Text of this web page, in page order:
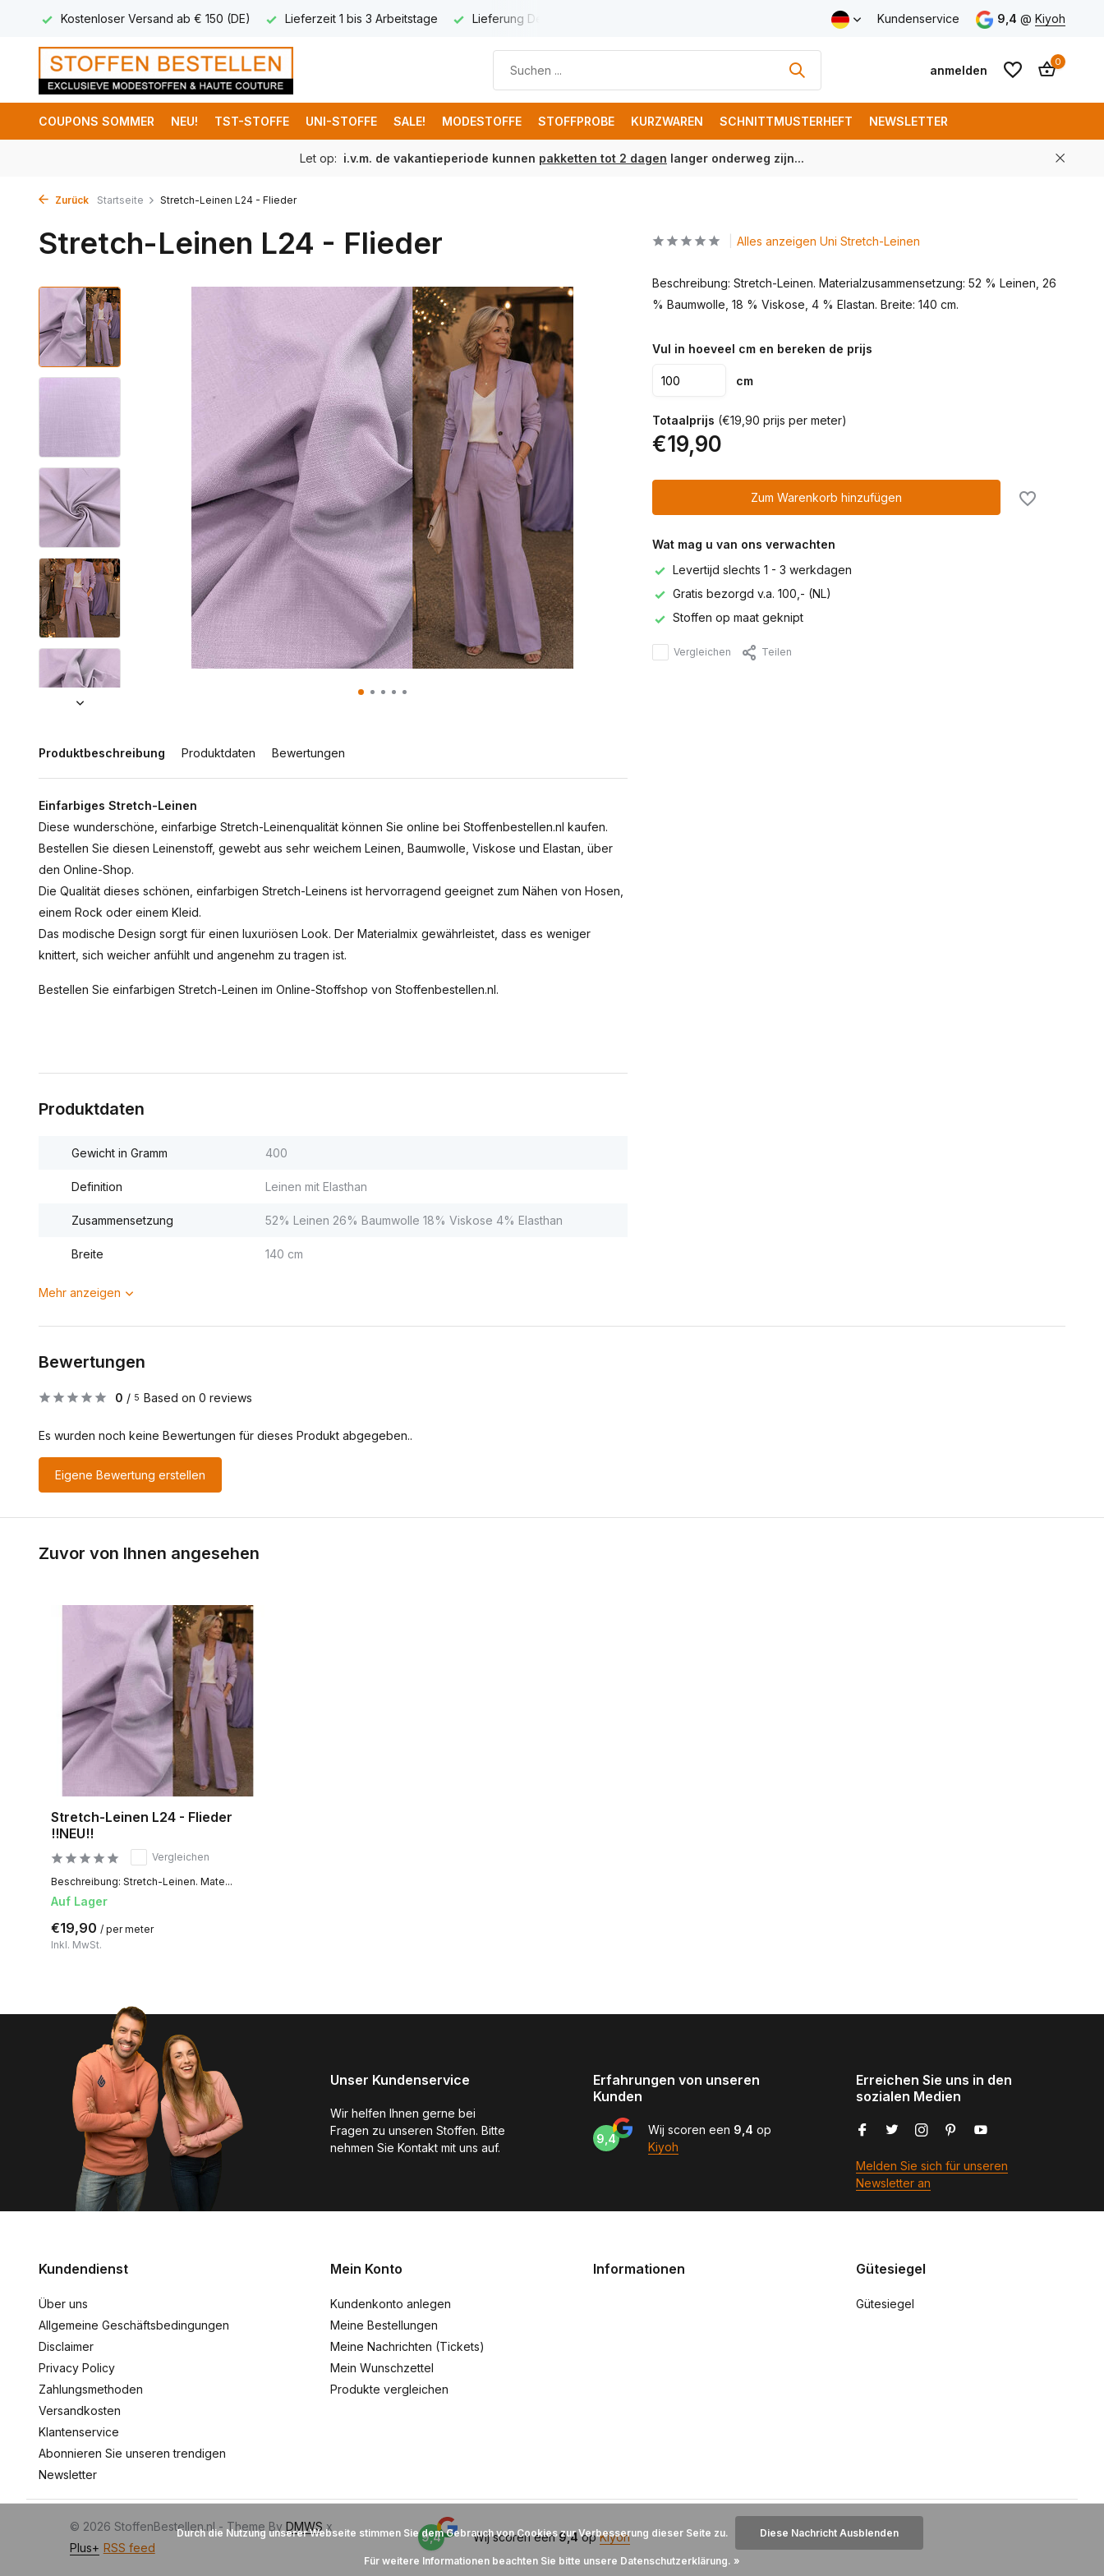
Kostenloser Versand ab € 150 (DE) Lieferzeit 1 bis 3 Arbeitstage Lieferung Deutschland € 8,95 Kostenloser Versand ab € 150 (DE) Kundenservice 9,4 @ Kiyoh
anmelden
anlegen
0
COUPONS SOMMER NEU! TST-STOFFE UNI-STOFFE SALE! MODESTOFFE STOFFPROBE KURZWAREN SCHNITTMUSTERHEFT NEWSLETTER
Let op: i.v.m. de vakantieperiode kunnen pakketten tot 2 dagen langer onderweg zijn...
Zurück Startseite Stretch-Leinen L24 - Flieder
Stretch-Leinen L24 - Flieder
Produktbeschreibung Produktdaten Bewertungen
Einfarbiges Stretch-Leinen
Diese wunderschöne, einfarbige Stretch-Leinenqualität können Sie online bei Stoffenbestellen.nl kaufen.
Bestellen Sie diesen Leinenstoff, gewebt aus sehr weichem Leinen, Baumwolle, Viskose und Elastan, über
den Online-Shop.
Die Qualität dieses schönen, einfarbigen Stretch-Leinens ist hervorragend geeignet zum Nähen von Hosen,
einem Rock oder einem Kleid.
Das modische Design sorgt für einen luxuriösen Look. Der Materialmix gewährleistet, dass es weniger
knittert, sich weicher anfühlt und angenehm zu tragen ist.
Bestellen Sie einfarbigen Stretch-Leinen im Online-Stoffshop von Stoffenbestellen.nl.
Produktdaten
Gewicht in Gramm 400
Definition Leinen mit Elasthan
Zusammensetzung 52% Leinen 26% Baumwolle 18% Viskose 4% Elasthan
Breite 140 cm
Mehr anzeigen
Alles anzeigen Uni Stretch-Leinen
Beschreibung: Stretch-Leinen. Materialzusammensetzung: 52 % Leinen, 26
% Baumwolle, 18 % Viskose, 4 % Elastan. Breite: 140 cm.
Vul in hoeveel cm en bereken de prijs
cm
Totaalprijs (€19,90 prijs per meter)
€19,90
Zum Warenkorb hinzufügen
Wat mag u van ons verwachten
Levertijd slechts 1 - 3 werkdagen
Gratis bezorgd v.a. 100,- (NL)
Stoffen op maat geknipt
Vergleichen Teilen
Bewertungen
0 / 5 Based on 0 reviews
Es wurden noch keine Bewertungen für dieses Produkt abgegeben..
Eigene Bewertung erstellen
Zuvor von Ihnen angesehen
Stretch-Leinen L24 - Flieder
!!NEU!!
Vergleichen
Beschreibung: Stretch-Leinen. Mate...
Auf Lager
€19,90 / per meter
Inkl. MwSt.
Unser Kundenservice
Wir helfen Ihnen gerne bei
Fragen zu unseren Stoffen. Bitte
nehmen Sie Kontakt mit uns auf.
Erfahrungen von unseren
Kunden
9,4
Wij scoren een 9,4 op
Kiyoh
Erreichen Sie uns in den
sozialen Medien
Melden Sie sich für unseren
Newsletter an
Kundendienst
Über uns
Allgemeine Geschäftsbedingungen
Disclaimer
Privacy Policy
Zahlungsmethoden
Versandkosten
Klantenservice
Abonnieren Sie unseren trendigen
Newsletter
Mein Konto
Kundenkonto anlegen
Meine Bestellungen
Meine Nachrichten (Tickets)
Mein Wunschzettel
Produkte vergleichen
Informationen Gütesiegel
Gütesiegel
© 2026 StoffenBestellen.nl - Theme By DMWS x
Plus+ RSS feed
9,4 Wij scoren een9,4opKiyoh
Durch die Nutzung unserer Webseite stimmen Sie dem Gebrauch von Cookies zur Verbesserung dieser Seite zu. Diese Nachricht Ausblenden
Für weitere Informationen beachten Sie bitte unsere Datenschutzerklärung. »